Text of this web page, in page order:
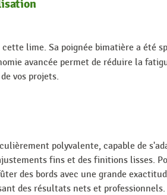
lime. Sa poignée bimatière a été
avancée permet de réduire la
vos projets.
polyvalente, capable de
fins et des finitions lisses.
des bords avec une grande
des résultats nets et professionnels.